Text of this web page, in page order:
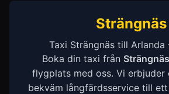
Strängnäs
Taxi Strängnäs till Arlanda
Boka din taxi från Strängnäs
flygplats med oss. Vi erbjuder
bekväm långfärdsservice till